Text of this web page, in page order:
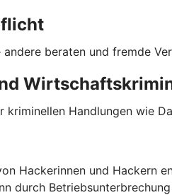
beraten und fremde
Handlungen wie
Hackerinnen und Hackern
durch